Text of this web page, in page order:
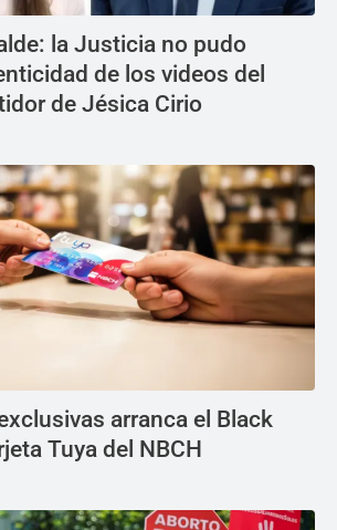
la Justicia no pudo
de los videos del
de Jésica Cirio
arranca el Black
Tuya del NBCH